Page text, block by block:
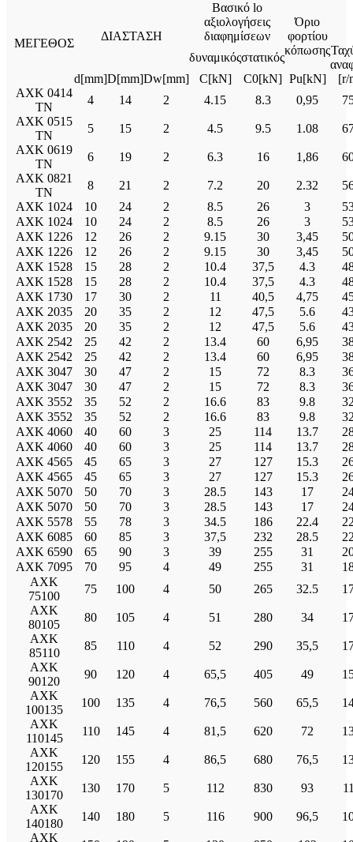
ΜΕΓΕΘΟΣ
ΔΙΑΣΤΑΣΗ
Βασικό lo
αξιολογήσεις
διαφημίσεων
Όριο
φορτίου
κόπωσης
δυναμικόςστατικός
d[mm]D[mm]Dw[mm] C[kN] C0[kN] Pu[kN]
[r/
AXK 0414
TN
4 14 2 4.15 8.3 0,95
AXK 0515
TN
5 15 2 4.5 9.5 1.08
AXK 0619
TN
6 19 2 6.3 16 1,86
AXK 0821
TN
8 21 2 7.2 20 2.32
AXK 1024
10 24 2 8.5 26 3
AXK 1024
10 24 2 8.5 26 3
AXK 1226
12 26 2 9.15 30 3,45
AXK 1226
12 26 2 9.15 30 3,45
AXK 1528
15 28 2 10.4 37,5 4.3
AXK 1528
15 28 2 10.4 37,5 4.3
AXK 1730
17 30 2 11 40,5 4,75
AXK 2035
20 35 2 12 47,5 5.6
AXK 2035
20 35 2 12 47,5 5.6
AXK 2542
25 42 2 13.4 60 6,95
AXK 2542
25 42 2 13.4 60 6,95
AXK 3047
30 47 2 15 72 8.3
AXK 3047
30 47 2 15 72 8.3
AXK 3552
35 52 2 16.6 83 9.8
AXK 3552
35 52 2 16.6 83 9.8
AXK 4060
40 60 3 25 114 13.7
AXK 4060
40 60 3 25 114 13.7
AXK 4565
45 65 3 27 127 15.3
AXK 4565
45 65 3 27 127 15.3
AXK 5070
50 70 3 28.5 143 17
AXK 5070
50 70 3 28.5 143 17
AXK 5578
55 78 3 34.5 186 22.4
AXK 6085
60 85 3 37,5 232 28.5
AXK 6590
65 90 3 39 255 31
AXK 7095
70 95 4 49 255 31
AXK
75100
75 100 4 50 265 32.5
AXK
80105
80 105 4 51 280 34
AXK
85110
85 110 4 52 290 35,5
AXK
90120
90 120 4 65,5 405 49
AXK
100135
100 135 4 76,5 560 65,5
AXK
110145
110 145 4 81,5 620 72
AXK
120155
120 155 4 86,5 680 76,5
AXK
130170
130 170 5 112 830 93
AXK
140180
140 180 5 116 900 96,5
AXK